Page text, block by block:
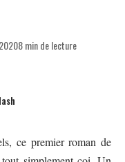
8 min de lecture
ce premier roman de